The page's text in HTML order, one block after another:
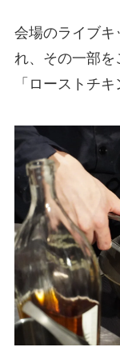
会場のライブキ
れ、その一部を
「ローストチ